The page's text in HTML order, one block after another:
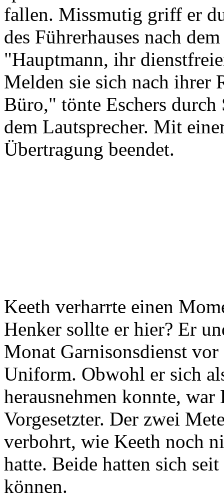
fallen. Missmutig griff er
des Führerhauses nach
"Hauptmann, ihr
Melden sie sich nach ihrer
Büro," tönte Eschers durch
dem Lautsprecher. Mit
Übertragung beendet.
Keeth verharrte einen
Henker sollte er hier? Er
Monat Garnisonsdienst
Uniform. Obwohl er sich
herausnehmen konnte, war
Vorgesetzter. Der zwei
verbohrt, wie Keeth noch
hatte. Beide hatten sich
können.